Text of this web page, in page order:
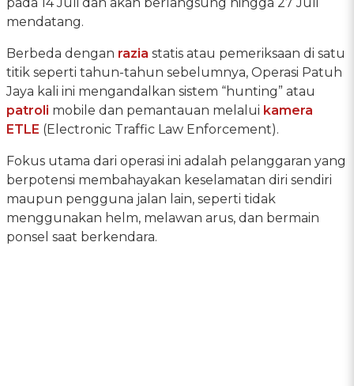
mendatang.
Berbeda dengan razia statis atau pemeriksaan di satu
titik seperti tahun-tahun sebelumnya, Operasi Patuh
Jaya kali ini mengandalkan sistem “hunting” atau
patroli mobile dan pemantauan melalui kamera
ETLE (Electronic Traffic Law Enforcement).
Fokus utama dari operasi ini adalah pelanggaran yang
berpotensi membahayakan keselamatan diri sendiri
maupun pengguna jalan lain, seperti tidak
menggunakan helm, melawan arus, dan bermain
ponsel saat berkendara.